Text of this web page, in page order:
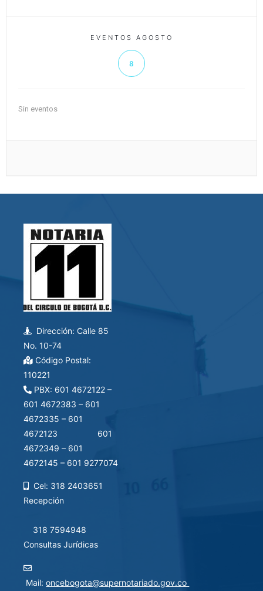
EVENTOS AGOSTO
8
Sin eventos
Dirección: Calle 85
No. 10-74
Código Postal:
110221
PBX: 601 4672122 –
601 4672383 – 601
4672335 – 601
4672123 601
4672349 – 601
4672145 – 601 9277074
Cel: 318 2403651
Recepción
318 7594948
Consultas Jurídicas
Mail:oncebogota@supernotariado.gov.co